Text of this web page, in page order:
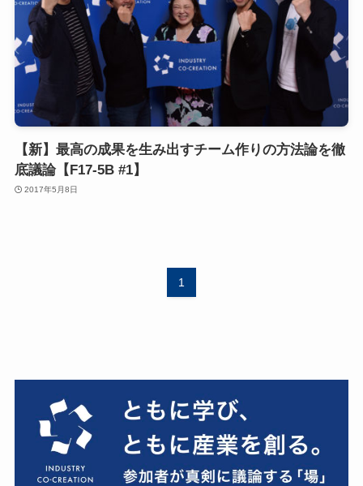
【新】最高の成果を生み出すチーム作りの方法論を徹
底議論【F17-5B #1】
2017年5月8日
1